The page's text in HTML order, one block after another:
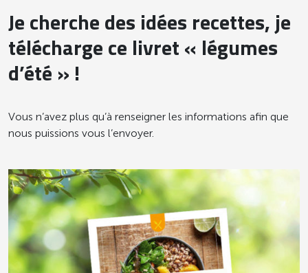
Je cherche des idées recettes, je
télécharge ce livret « légumes
d’été » !
Vous n’avez plus qu’à renseigner les informations afin que
nous puissions vous l’envoyer.